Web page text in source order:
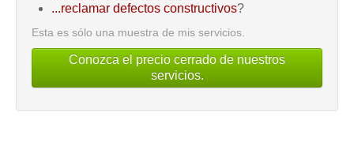
...reclamar defectos constructivos?
Esta es sólo una muestra de mis servicios.
Conozca el precio cerrado de nuestros
servicios.